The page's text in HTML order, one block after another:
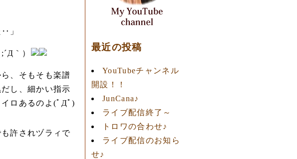
」
｀）
、そもそも楽譜
し、細かい指示
ロあるのよ(ﾟДﾟ)
許されヅラィで
最近の投稿
YouTubeチャンネル
開設！！
JunCana♪
ライブ配信終了～
トロワの合わせ♪
ライブ配信のお知ら
せ♪